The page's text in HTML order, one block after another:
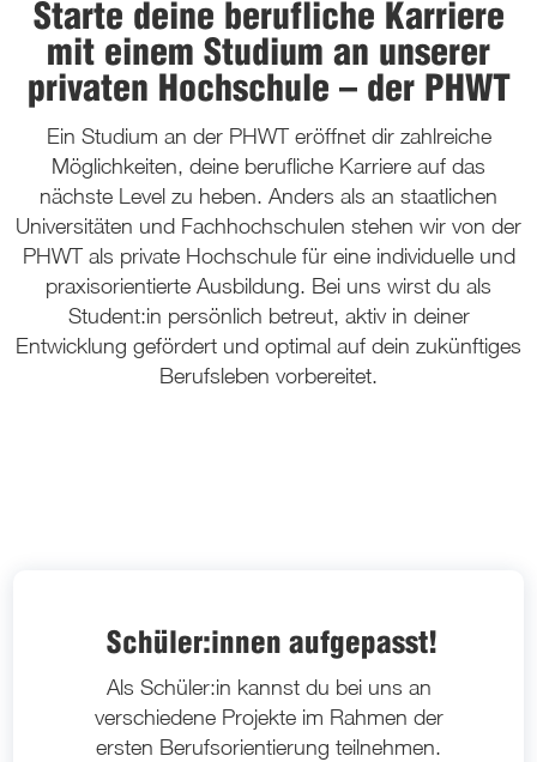
Starte deine berufliche Karriere
mit einem Studium an unserer
privaten Hochschule – der PHWT
Ein Studium an der PHWT eröffnet dir zahlreiche
Möglichkeiten, deine berufliche Karriere auf das
nächste Level zu heben. Anders als an staatlichen
Universitäten und Fachhochschulen stehen wir von der
PHWT als private Hochschule für eineindividuelle und
praxisorientierte Ausbildung. Bei uns wirst du als
Student:in persönlich betreut, aktiv in deiner
Entwicklung gefördert und optimal auf dein zukünftiges
Berufsleben vorbereitet.
Schüler:innen aufgepasst!
Als Schüler:in kannst du bei uns an
verschiedene Projekte im Rahmen der
ersten Berufsorientierung teilnehmen.